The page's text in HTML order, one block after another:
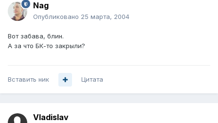
Nag
Опубликовано 25 марта, 2004
Вот забава, блин.
А за что БК-то закрыли?
Вставить ник Цитата
Vladislav